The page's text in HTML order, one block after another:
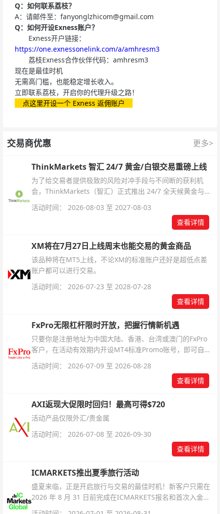
Q：如何联系荔枝？
A：请邮件至： fanyonglzhicom@gmail.com
Q：如何开设Exness账户？
Exness开户链接：
https://one.exnessonelink.com/a/amhresm3
荔枝Exness合作伙伴代码：amhresm3
现在是最佳时机
无需高门槛，也能稳定增长收入。
立即联系荔枝，开启你的代理升级之路！
点这里开设一个 Exness 返佣账户
交易商优惠 更多>
ThinkMarkets 智汇 24/7 黄金/白银交易重磅上线
为了给交易者提供极致的风险对冲手段与不间断的获利机
会，ThinkMarkets（智汇）正式推出 24/7 全天候黄金与白
杆配置、支持软件及交易细则。
活动时间： 2026-08-03 至 2027-08-03
查看详情
XM将在7月27日上线周末也能交易的黄金商品
该品种将在MT5上线，不论XM的标准账户还好是超低点差
账户都可以进行交易。
活动时间： 2026-07-23 至 2028-07-28
查看详情
FxPro无限杠杆限时开放，把握行情新机遇
只要你是注册地址为中国大陆、香港、台湾或澳门的FxPro
客户，在活动有效期内开设MT4标准Promo账号，即可自动
活动时间： 2026-07-09 至 2026-08-28
查看详情
AXI返现大促限时回归！最高可得$720
活动产品仅限外汇/贵金属
活动时间： 2026-07-08 至 2026-09-30
查看详情
ICMARKETS推出夏季旅行活动
盛夏来临，正是开启旅行与交易的最佳时机！新客户只需在
2026 年 8 月 31 日前完成在ICMARKETS报名和首次入金即